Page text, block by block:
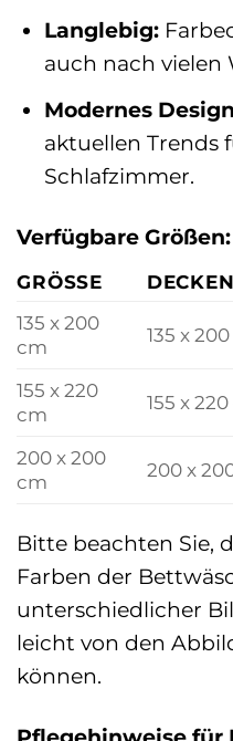
Langlebig:
auch nach vielen
Modernes
aktuellen Trends
Schlafzimmer.
Verfügbare Größen:
GRÖSSE
135 x 200
cm
135 x
155 x 220
cm
155 x
200 x 200
cm
200 x
Bitte beachten Sie,
Farben der
unterschiedlicher
leicht von den
können.